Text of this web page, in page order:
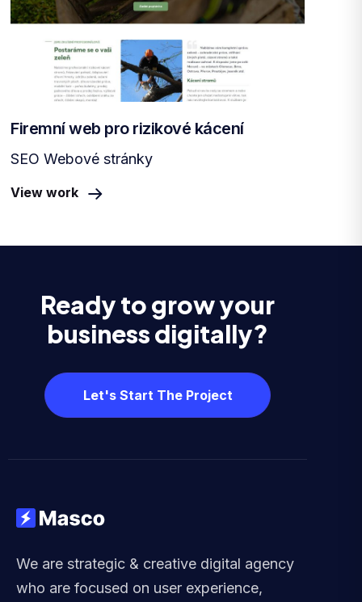
Firemní web pro rizikové kácení
SEO Webové stránky
View work
Ready to grow your
business digitally?
Let's Start The Project
We are strategic & creative digital agency
who are focused on user experience,